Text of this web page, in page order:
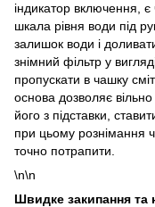
індикатор включення,
шкала рівня води під
залишок води і
знімний фільтр у
пропускати в чашку
основа дозволяє
його з підставки,
при цьому рознімання
точно потрапити.
\n\n
Швидке закипання та